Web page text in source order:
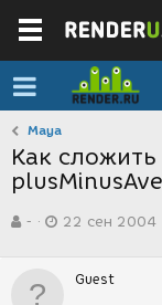
Maya
Как сложить
в
р
-
а
22 сен 2004
Guest